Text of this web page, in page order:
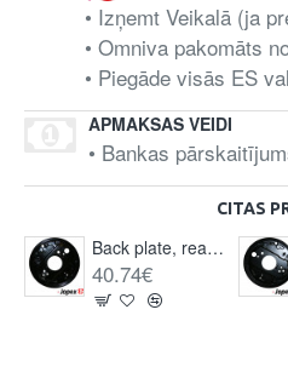
CITAS
Back plate, rear, left
40.74€
• Izņemt Veikalā (ja
• Omniva pakomāts
• Piegāde visās ES
APMAKSAS VEIDI
• Bankas